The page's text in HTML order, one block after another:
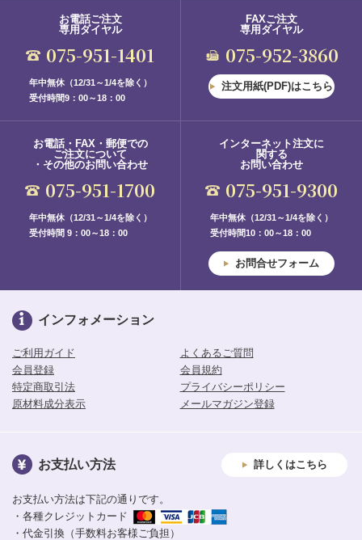
お電話ご注文
専用ダイヤル
075-951-1401
年中無休（12/31～1/4を除く）
受付時間9：00～18：00
FAXご注文
専用ダイヤル
075-952-3860
注文用紙(PDF)はこちら
お電話・FAX・郵便での
ご注文について
・その他のお問い合わせ
075-951-1700
年中無休（12/31～1/4を除く）
受付時間 9：00～18：00
インターネット注文に
関する
お問い合わせ
075-951-9300
年中無休（12/31～1/4を除く）
受付時間10：00～18：00
お問合せフォーム
インフォメーション
ご利用ガイド
よくあるご質問
会員登録
会員規約
特定商取引法
プライバシーポリシー
原材料成分表示
メールマガジン登録
お支払い方法 詳しくはこちら
お支払い方法は下記の通りです。
・各種クレジットカード
・代金引換（手数料お客様ご負担）